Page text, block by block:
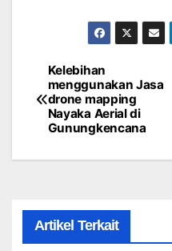
Post
navigation
Kelebihan
menggunakan Jasa
drone mapping
Nayaka Aerial di
Gunungkencana
Artikel Terkait